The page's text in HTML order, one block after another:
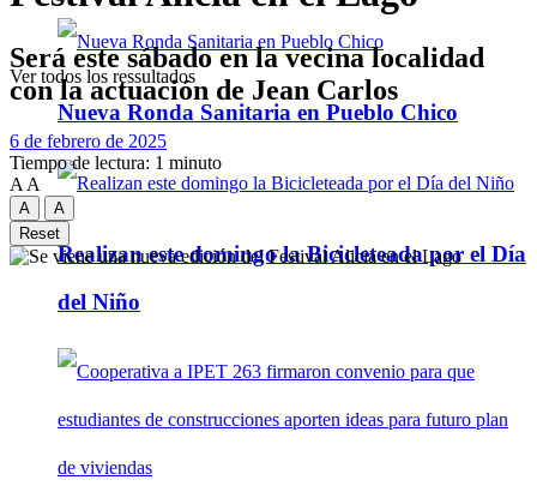
Nueva Ronda Sanitaria en Pueblo Chico
Realizan este domingo la Bicicleteada por el Día
del Niño
Ver todos los ressultados
Será este sábado en la vecina localidad
con la actuación de Jean Carlos
6 de febrero de 2025
Tiempo de lectura: 1 minuto
A A
A
A
Reset